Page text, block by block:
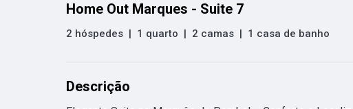
Home Out Marques - Suite 7
2 hóspedes | 1 quarto | 2 camas | 1 casa de banho
Descrição